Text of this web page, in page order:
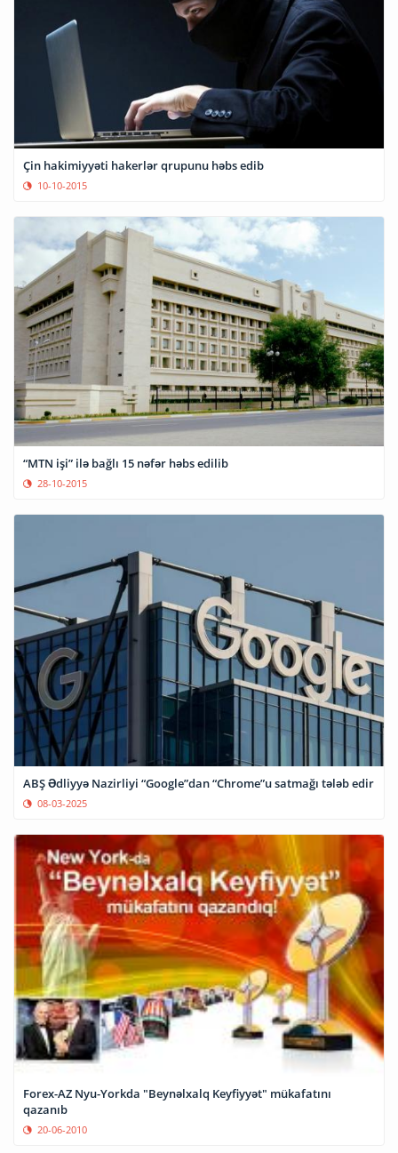
Çin hakimiyyəti hakerlər qrupunu həbs edib
10-10-2015
“MTN işi” ilə bağlı 15 nəfər həbs edilib
28-10-2015
ABŞ Ədliyyə Nazirliyi “Google”dan “Chrome”u satmağı tələb edir
08-03-2025
Forex-AZ Nyu-Yorkda "Beynəlxalq Keyfiyyət" mükafatını
qazanıb
20-06-2010